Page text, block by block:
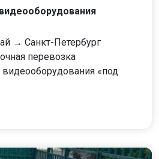
→ Санкт-Петербург
перевозка
«под